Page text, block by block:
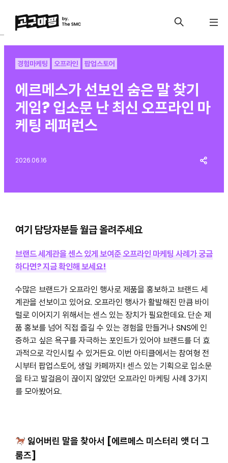
경험마케팅 오프라인 팝업스토어
에르메스가 선보인 숨은 말 찾기
게임? 입소문 난 최신 오프라인 마
케팅 레퍼런스
2026.06.16
여기 담당자분들 월급 올려주세요
브랜드 세계관을 센스 있게 보여준 오프라인 마케팅 사례가 궁금
하다면? 지금 확인해 보세요!
수많은 브랜드가 오프라인 행사로 제품을 홍보하고 브랜드 세
계관을 선보이고 있어요. 오프라인 행사가 활발해진 만큼 바이
럴로 이어지기 위해서는 센스 있는 장치가 필요한데요. 단순 제
품 홍보를 넘어 직접 즐길 수 있는 경험을 만들거나 SNS에 인
증하고 싶은 욕구를 자극하는 포인트가 있어야 브랜드를 더 효
과적으로 각인시킬 수 있거든요. 이번 아티클에서는 참여형 전
시부터 팝업스토어, 생일 카페까지! 센스 있는 기획으로 입소문
을 타고 발걸음이 끊이지 않았던 오프라인 마케팅 사례 3가지
를 모아봤어요.
잃어버린 말을 찾아서 [에르메스 미스터리 앳 더 그
룸즈]